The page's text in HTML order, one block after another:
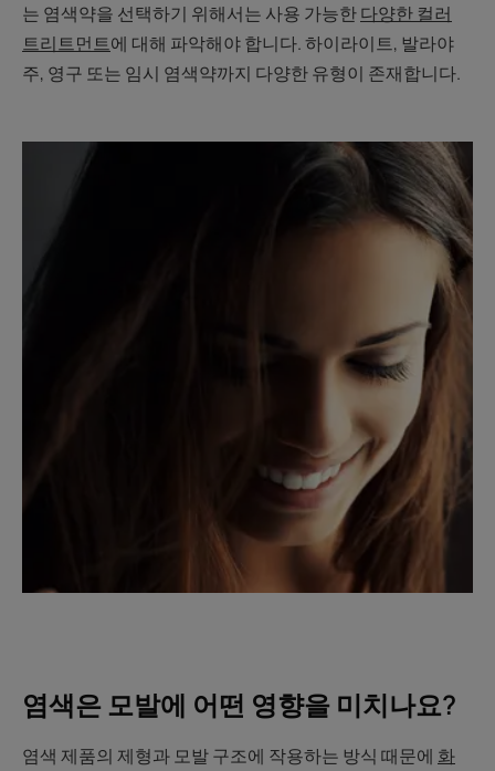
는 염색약을 선택하기 위해서는 사용 가능한다양한 컬러
트리트먼트에 대해 파악해야 합니다. 하이라이트, 발라야
주, 영구 또는 임시 염색약까지 다양한 유형이 존재합니다.
염색은 모발에 어떤 영향을 미치나요?
염색 제품의 제형과 모발 구조에 작용하는 방식 때문에 화